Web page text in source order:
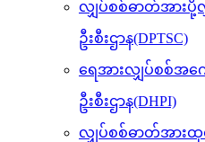
လျှပ်စစ်ဓာတ်အား
ဦးစီးဌာန(DPTSC)
ရေအားလျှပ်စစ်အ
ဦးစီးဌာန(DHPI)
လျှပ်စစ်ဓာတ်အားထု